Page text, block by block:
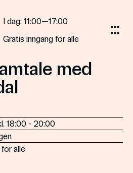
I dag: 11:00—17:00
Gratis inngang for alle
med
18:00 - 20:00
alle